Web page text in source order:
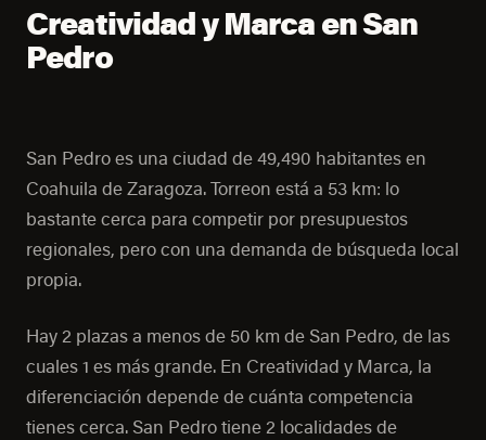
Creatividad y Marca en San
Pedro
San Pedro es una ciudad de 49,490 habitantes en
Coahuila de Zaragoza. Torreon está a 53 km: lo
bastante cerca para competir por presupuestos
regionales, pero con una demanda de búsqueda local
propia.
Hay 2 plazas a menos de 50 km de San Pedro, de las
cuales 1 es más grande. En Creatividad y Marca, la
diferenciación depende de cuánta competencia
tienes cerca. San Pedro tiene 2 localidades de